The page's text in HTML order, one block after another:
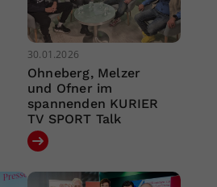
30.01.2026
Ohneberg, Melzer
und Ofner im
spannenden KURIER
TV SPORT Talk